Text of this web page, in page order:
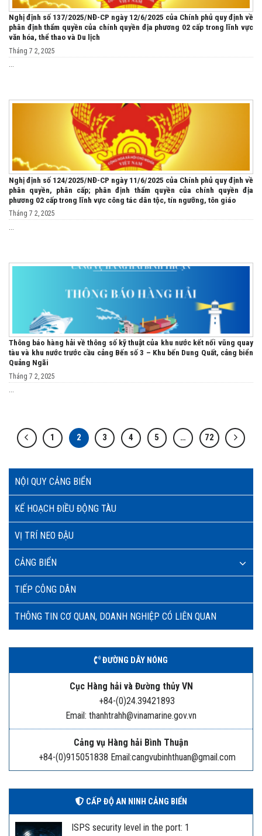
NỘI QUY CẢNG BIỂN
KẾ HOẠCH ĐIỀU ĐỘNG TÀU
VỊ TRÍ NEO ĐẬU
CẢNG BIỂN
TIẾP CÔNG DÂN
THÔNG TIN CƠ QUAN, DOANH NGHIỆP CÓ LIÊN QUAN
ĐƯỜNG DÂY NÓNG
Cục Hàng hải và Đường thủy VN
+84-(0)24.39421893
Email: thanhtrahh@vinamarine.gov.vn
Cảng vụ Hàng hải Bình Thuận
+84-(0)915051838 Email:cangvubinhthuan@gmail.com
CẤP ĐỘ AN NINH CẢNG BIỂN
ISPS security level in the port: 1
Nghị định số 137/2025/NĐ-CP ngày 12/6/2025 của Chính phủ quy định về
phân định thẩm quyền của chính quyền địa phương 02 cấp trong lĩnh vực
văn hóa, thể thao và Du lịch
Tháng 7 2, 2025
Nghị định số 124/2025/NĐ-CP ngày 11/6/2025 của Chính phủ quy định về
phân quyền, phân cấp; phân định thẩm quyền của chính quyền địa
phương 02 cấp trong lĩnh vực công tác dân tộc, tín ngưỡng, tôn giáo
Tháng 7 2, 2025
Thông báo hàng hải về thông số kỹ thuật của khu nước kết nối vũng quay
tàu và khu nước trước cầu cảng Bến số 3 – Khu bến Dung Quất, cảng biển
Quảng Ngãi
Tháng 7 2, 2025
1 2 3 4 5 … 72